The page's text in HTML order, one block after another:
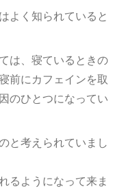
よく知られていると
は、寝ているときの
前にカフェインを取
のひとつになってい
と考えられていまし
るようになって来ま